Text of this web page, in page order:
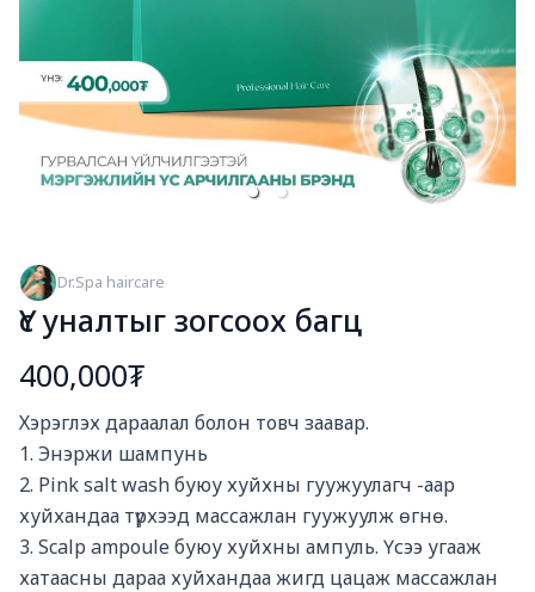
Dr.Spa haircare
Үс уналтыг зогсоох багц
400,000₮
Хэрэглэх дараалал болон товч заавар.
1. Энэржи шампунь
2. Pink salt wash буюу хуйхны гуужуулагч -аар
хуйхандаа түрхээд массажлан гуужуулж өгнө.
3. Scalp ampoule буюу хуйхны ампуль. Үсээ угааж
хатаасны дараа хуйхандаа жигд цацаж массажлан